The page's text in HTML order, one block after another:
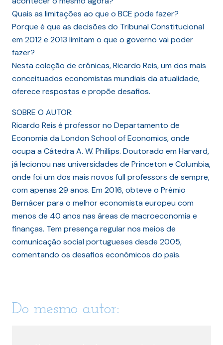
Quais as limitações ao que o BCE pode fazer?
Porque é que as decisões do Tribunal Constitucional
em 2012 e 2013 limitam o que o governo vai poder
fazer?
Nesta coleção de crónicas, Ricardo Reis, um dos mais
conceituados economistas mundiais da atualidade,
oferece respostas e propõe desafios.
SOBRE O AUTOR:
Ricardo Reis é professor no Departamento de
Economia da London School of Economics, onde
ocupa a Cátedra A. W. Phillips. Doutorado em Harvard,
já lecionou nas universidades de Princeton e Columbia,
onde foi um dos mais novos full professors de sempre,
com apenas 29 anos. Em 2016, obteve o Prémio
Bernácer para o melhor economista europeu com
menos de 40 anos nas áreas de macroeconomia e
finanças. Tem presença regular nos meios de
comunicação social portugueses desde 2005,
comentando os desafios económicos do país.
Do mesmo autor: